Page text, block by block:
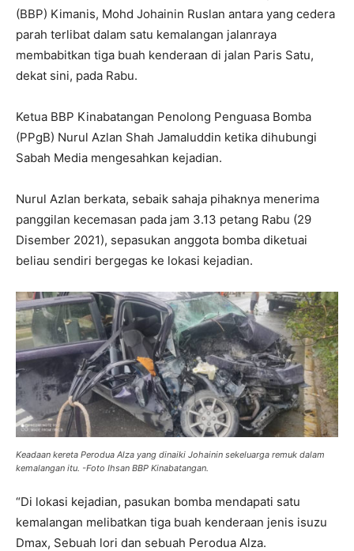
(BBP) Kimanis, Mohd Johainin Ruslan antara yang cedera
parah terlibat dalam satu kemalangan jalanraya
membabitkan tiga buah kenderaan di jalan Paris Satu,
dekat sini, pada Rabu.
Ketua BBP Kinabatangan Penolong Penguasa Bomba
(PPgB) Nurul Azlan Shah Jamaluddin ketika dihubungi
Sabah Media mengesahkan kejadian.
Nurul Azlan berkata, sebaik sahaja pihaknya menerima
panggilan kecemasan pada jam 3.13 petang Rabu (29
Disember 2021), sepasukan anggota bomba diketuai
beliau sendiri bergegas ke lokasi kejadian.
Keadaan kereta Perodua Alza yang dinaiki Johainin sekeluarga remuk dalam
kemalangan itu. -Foto Ihsan BBP Kinabatangan.
“Di lokasi kejadian, pasukan bomba mendapati satu
kemalangan melibatkan tiga buah kenderaan jenis isuzu
Dmax, Sebuah lori dan sebuah Perodua Alza.